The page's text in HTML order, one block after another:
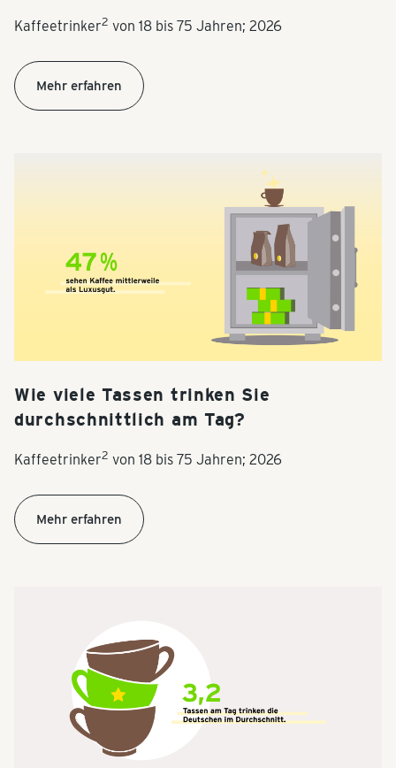
Kaffeetrinker2 von 18 bis 75 Jahren; 2026
Mehr erfahren
Wie viele Tassen trinken Sie
durchschnittlich am Tag?
Kaffeetrinker2 von 18 bis 75 Jahren; 2026
Mehr erfahren